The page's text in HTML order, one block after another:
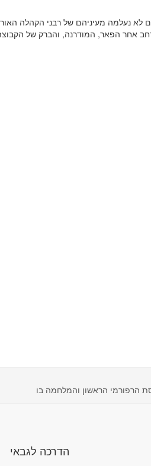
נעלמה מעיניהם של רבני הקהלה
אחר הפאר, המודרנה, והברק של
הרפורמי הראשון והמלחמה בו
הדרכה לגבאי